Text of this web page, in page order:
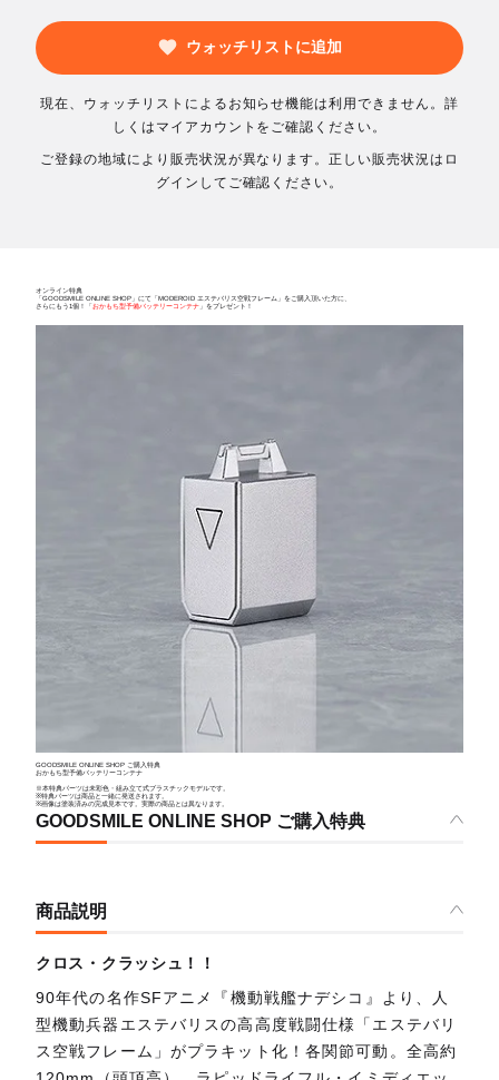
ウォッチリストに追加
現在、ウォッチリストによるお知らせ機能は利用できません。詳
しくはマイアカウントをご確認ください。
ご登録の地域により販売状況が異なります。正しい販売状況はロ
グインしてご確認ください。
オンライン特典
「GOODSMILE ONLINE SHOP」にて「MODEROID エステバリス空戦フレーム」をご購入頂いた方に、
さらにもう1個！「 おかもち型予備バッテリーコンテナ 」をプレゼント！
GOODSMILE ONLINE SHOP ご購入特典
おかもち型予備バッテリーコンテナ
※本特典パーツは未彩色・組み立て式プラスチックモデルです。
※特典パーツは商品と一緒に発送されます。
※画像は塗装済みの完成見本です。実際の商品とは異なります。
GOODSMILE ONLINE SHOP ご購入特典
商品説明
クロス・クラッシュ！！
90年代の名作SFアニメ『機動戦艦ナデシコ』より、人
型機動兵器エステバリスの高高度戦闘仕様「エステバリ
ス空戦フレーム」がプラキット化！各関節可動。全高約